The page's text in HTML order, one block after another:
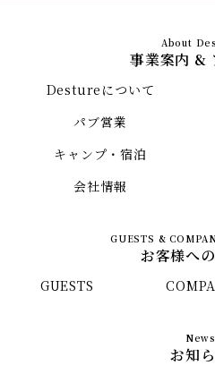
事業案内 &
Destureについて
パブ営業
キャンプ・宿泊
会社情報
お客様へ
GUESTS
お知